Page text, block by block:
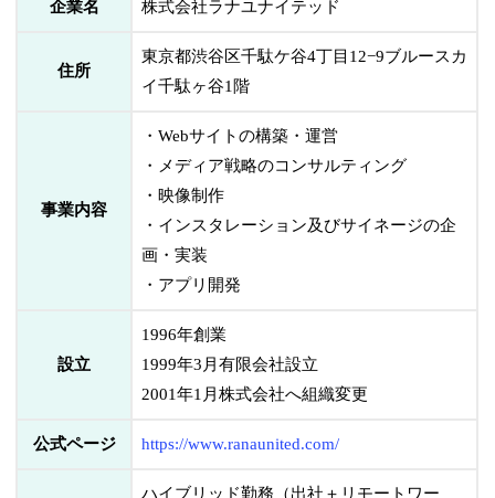
企業名 株式会社ラナユナイテッド
住所
東京都渋谷区千駄ケ谷4丁目12−9ブルースカ
イ千駄ヶ谷1階
事業内容
・Webサイトの構築・運営
・メディア戦略のコンサルティング
・映像制作
・インスタレーション及びサイネージの企
画・実装
・アプリ開発
設立
1996年創業
1999年3月有限会社設立
2001年1月株式会社へ組織変更
公式ページ https://www.ranaunited.com/
ハイブリッド勤務（出社＋リモートワー